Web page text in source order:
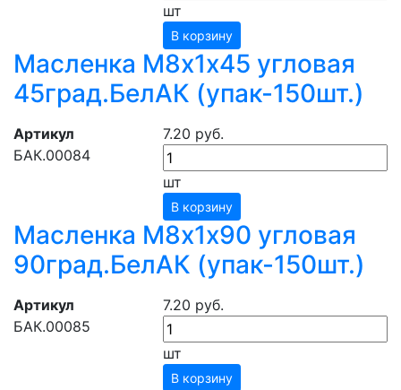
шт
В корзину
Масленка М8х1х45 угловая
45град.БелАК (упак-150шт.)
Артикул
БАК.00084
7.20 руб.
шт
В корзину
Масленка М8х1х90 угловая
90град.БелАК (упак-150шт.)
Артикул
БАК.00085
7.20 руб.
шт
В корзину